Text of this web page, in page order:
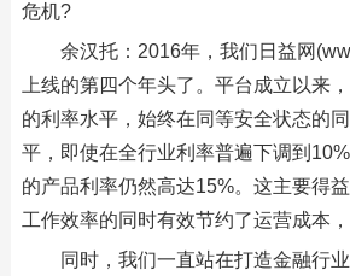
危机?
余汉托：2016年，我们日益网
上线的第四个年头了。平台成立以来
的利率水平，始终在同等安全状态的
平，即使在全行业利率普遍下调到
的产品利率仍然高达15%。这主要得
工作效率的同时有效节约了运营成本，
同时，我们一直站在打造金融行